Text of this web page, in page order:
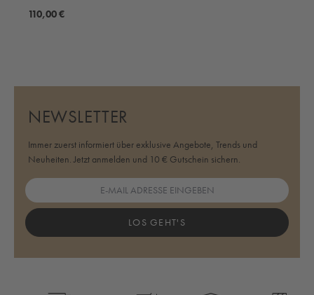
110,00 €
NEWSLETTER
Immer zuerst informiert über exklusive Angebote, Trends und
Neuheiten. Jetzt anmelden und 10 € Gutschein sichern.
LOS GEHT'S